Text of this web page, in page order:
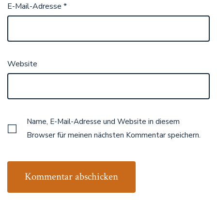
E-Mail-Adresse *
Website
Name, E-Mail-Adresse und Website in diesem
Browser für meinen nächsten Kommentar speichern.